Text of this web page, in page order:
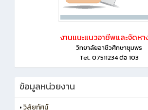
งานแนะแนวอาชีพและจัดหา
วิทยาลัยอาชีวศึกษาชุมพร
Tel. 07511234 ต่อ 103
ข้อมูลหน่วยงาน
•วิสัยทัศน์